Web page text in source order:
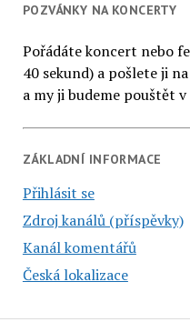
POZVÁNKY NA KONCERTY
Pořádáte koncert nebo
40 sekund) a pošlete ji
a my ji budeme pouštět
ZÁKLADNÍ INFORMACE
Přihlásit se
Zdroj kanálů (příspěvky)
Kanál komentářů
Česká lokalizace